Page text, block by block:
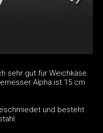
sehr gut für Weichkäse.
Alpha ist 15 cm
und besteht